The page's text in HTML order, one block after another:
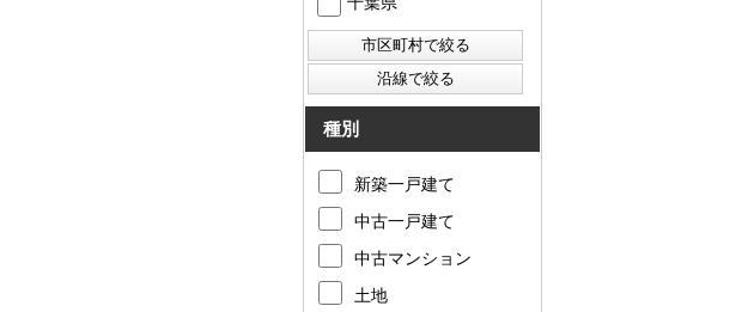
種別
新築一戸建て
中古一戸建て
中古マンション
土地